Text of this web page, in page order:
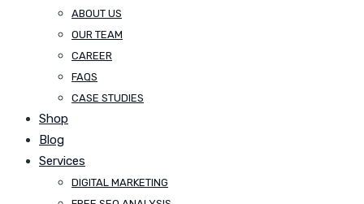
ABOUT US
OUR TEAM
CAREER
FAQS
CASE STUDIES
Shop
Blog
Services
DIGITAL MARKETING